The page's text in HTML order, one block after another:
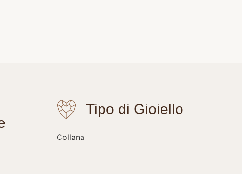
Collana